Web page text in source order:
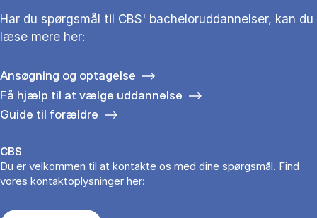
Har du spørgsmål til CBS' bacheloruddannelser, kan du
læse mere her:
Ansøgning og optagelse
Få hjælp til at vælge uddannelse
Guide til forældre
CBS
Du er velkommen til at kontakte os med dine spørgsmål. Find
vores kontaktoplysninger her: